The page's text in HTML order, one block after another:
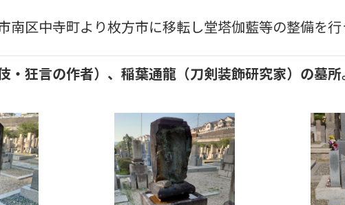
区中寺町より枚方市に移転し堂塔伽藍等の整備を行
狂言の作者）、稲葉通龍（刀剣装飾研究家）の墓所